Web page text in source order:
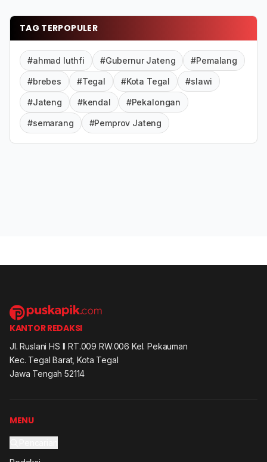
TAG TERPOPULER
#ahmad luthfi #Gubernur Jateng #Pemalang
#brebes #Tegal #Kota Tegal #slawi
#Jateng #kendal #Pekalongan
#semarang #Pemprov Jateng
KANTOR REDAKSI
Jl. Ruslani HS II RT.009 RW.006 Kel. Pekauman
Kec. Tegal Barat, Kota Tegal
Jawa Tengah 52114
MENU